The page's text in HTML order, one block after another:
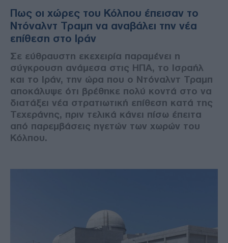
Πως οι χώρες του Κόλπου έπεισαν το
Ντόναλντ Τραμπ να αναβάλει την νέα
επίθεση στο Ιράν
Σε εύθραυστη εκεχειρία παραμένει η
σύγκρουση ανάμεσα στις ΗΠΑ, το Ισραήλ
και το Ιράν, την ώρα που ο Ντόναλντ Τραμπ
αποκάλυψε ότι βρέθηκε πολύ κοντά στο να
διατάξει νέα στρατιωτική επίθεση κατά της
Τεχεράνης, πριν τελικά κάνει πίσω έπειτα
από παρεμβάσεις ηγετών των χωρών του
Κόλπου.